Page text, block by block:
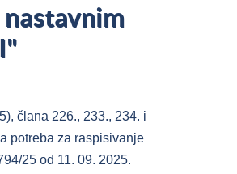
nastavnim
člana 226., 233., 234. i
potreba za raspisivanje
25 od 11. 09. 2025.